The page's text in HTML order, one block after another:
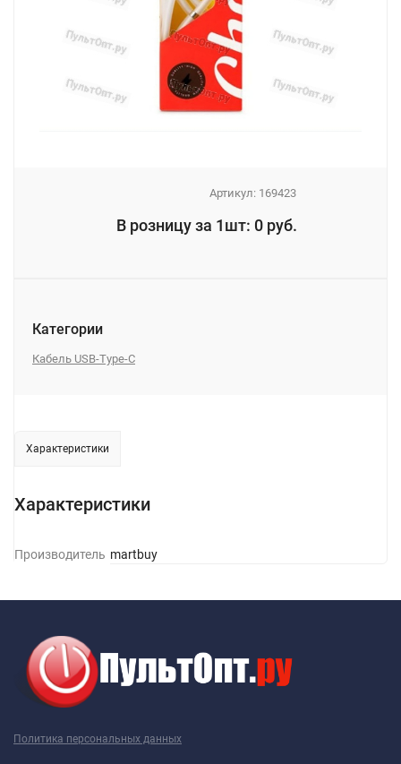
Артикул: 169423
В розницу за 1шт: 0 руб.
Категории
Кабель USB-Type-C
Характеристики
Характеристики
ПроизводительSmartbuy
Политика персональных данных